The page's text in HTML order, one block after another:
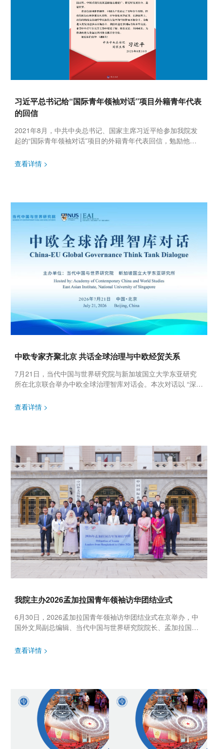
习近平总书记给“国际青年领袖对话”项目外籍青年代表
的回信
2021年8月，中共中央总书记、国家主席习近平给参加我院发
起的“国际青年领袖对话”项目的外籍青年代表回信，勉励他们
社...
查看详情 >
中欧专家齐聚北京 共话全球治理与中欧经贸关系
7月21日，当代中国与世界研究院与新加坡国立大学东亚研究
所在北京联合举办中欧全球治理智库对话会。本次对话以 “深化
者、行业专家...
查看详情 >
我院主办2026孟加拉国青年领袖访华团结业式
6月30日，2026孟加拉国青年领袖访华团结业式在京举办，中
国外文局副总编辑、当代中国与世界研究院院长、孟加拉国中
国际问题研究...
查看详情 >